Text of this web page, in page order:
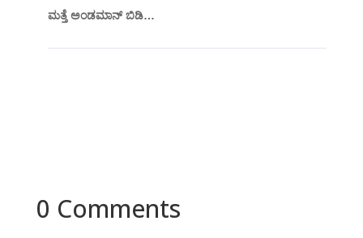
ಮತ್ತೆ ಅಂಡಮಾನ್ ಬಿಡಿ…
0 Comments